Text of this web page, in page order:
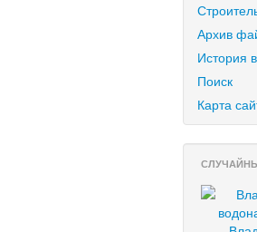
Архив
История
Поиск
Карта